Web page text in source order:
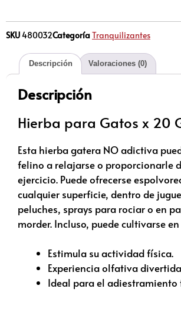
SKU480032CategoríaTranquilizantes
Descripción Valoraciones (0)
Descripción
Hierba para Gatos x 20
Esta hierba gatera NO adictiva
felino a relajarse o proporcionarle
ejercicio. Puede ofrecerse
cualquier superficie, dentro de
peluches, sprays para rociar o en
morder. Incluso, puede cultivarse
Estimula su actividad física.
Experiencia olfativa
Ideal para el adiestramiento